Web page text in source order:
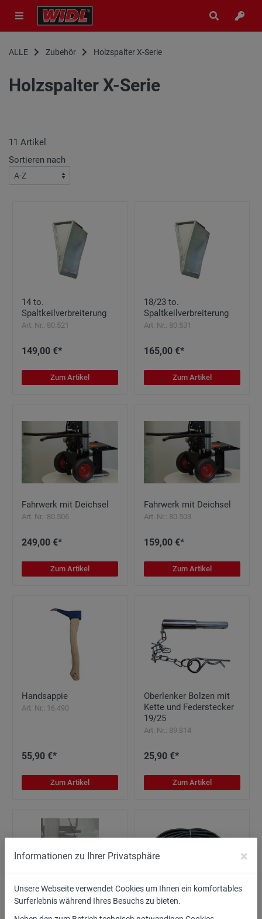
ALLE Zubehör Holzspalter X-Serie
Holzspalter X-Serie
11 Artikel
Sortieren nach
14 to.
Spaltkeilverbreiterung
Art. Nr.: 80.521
149,00 €*
Zum Artikel
18/23 to.
Spaltkeilverbreiterung
Art. Nr.: 80.531
165,00 €*
Zum Artikel
Fahrwerk mit Deichsel
Art. Nr.: 80.506
249,00 €*
Zum Artikel
Fahrwerk mit Deichsel
Art. Nr.: 80.503
159,00 €*
Zum Artikel
Handsappie
Art. Nr.: 16.490
55,90 €*
Zum Artikel
Oberlenker Bolzen mit
Kette und Federstecker
19/25
Art. Nr.: 89.814
25,90 €*
Zum Artikel
Informationen zu Ihrer Privatsphäre ×
Unsere Webseite verwendet Cookies um Ihnen ein komfortables
Surferlebnis während Ihres Besuchs zu bieten.